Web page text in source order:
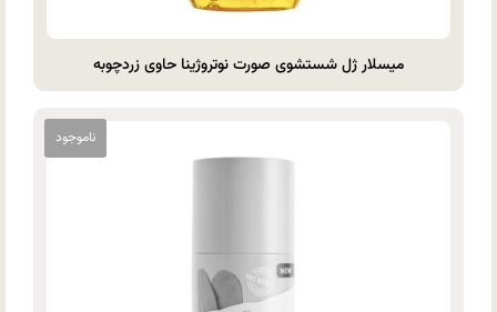
میسلار ژل شستشوی صورت نوتروژینا حاوی زردچوبه